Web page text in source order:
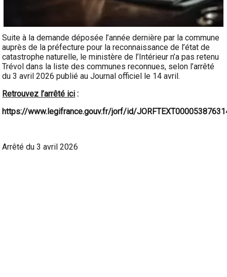
Suite à la demande déposée l’année dernière par la commune
auprès de la préfecture pour la reconnaissance de l’état de
catastrophe naturelle, le ministère de l’Intérieur n’a pas retenu
Trévol dans la liste des communes reconnues, selon l’arrêté
du 3 avril 2026 publié au Journal officiel le 14 avril.
Retrouvez l’arrêté ici :
https://www.legifrance.gouv.fr/jorf/id/
Arrêté du 3 avril 2026